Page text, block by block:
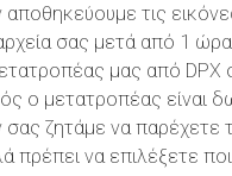
αποθηκεύουμε τις
σας μετά από 1
μας από DPX
ο μετατροπέας είναι
σας ζητάμε να παρέχετε
πρέπει να επιλέξετε